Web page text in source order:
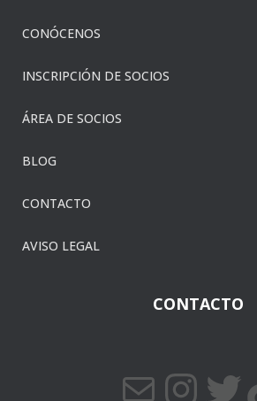
CONÓCENOS
INSCRIPCIÓN DE SOCIOS
ÁREA DE SOCIOS
BLOG
CONTACTO
AVISO LEGAL
CONTACTO
CORREO ELECTRÓNICO INSTAGRAM